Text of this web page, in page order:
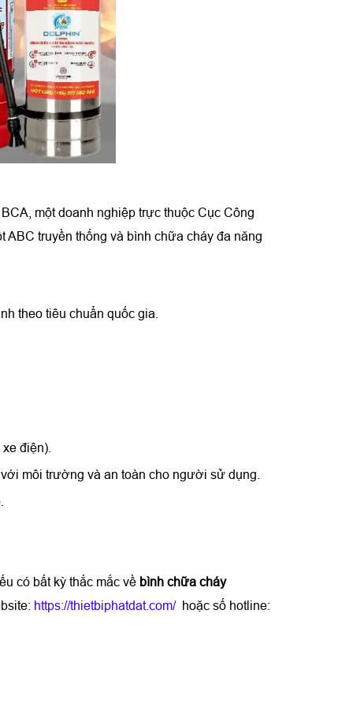
một doanh nghiệp trực thuộc Cục Công
ABC truyền thống và bình chữa cháy đa năng
theo tiêu chuẩn quốc gia.
điện).
môi trường và an toàn cho người sử dụng.
có bất kỳ thắc mắc về bình chữa cháy
https://thietbiphatdat.com/ hoặc số hotline: